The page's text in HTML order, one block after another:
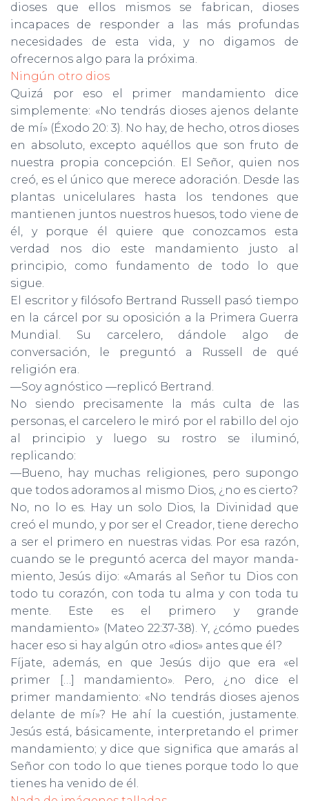
dioses que ellos mismos se fabrican, dioses
incapaces de responder a las más profundas
necesidades de esta vida, y no digamos de
ofrecernos algo para la próxima.
Ningún otro dios
Quizá por eso el primer mandamiento dice
simplemente: «No tendrás dioses ajenos delante
de mí» (Éxodo 20: 3). No hay, de hecho, otros dioses
en absoluto, excepto aquéllos que son fruto de
nuestra propia concepción. El Señor, quien nos
creó, es el único que merece adoración. Desde las
plantas unicelulares hasta los tendones que
mantienen juntos nuestros huesos, todo viene de
él, y porque él quiere que conozcamos esta
verdad nos dio este mandamiento justo al
principio, como fundamento de todo lo que
sigue.
El escritor y filósofo Bertrand Russell pasó tiempo
en la cárcel por su oposición a la Primera Guerra
Mundial. Su carcelero, dándole algo de
conversación, le preguntó a Russell de qué
religión era.
—Soy agnóstico —replicó Bertrand.
No siendo precisamente la más culta de las
personas, el carcelero le miró por el rabillo del ojo
al principio y luego su rostro se iluminó,
replicando:
—Bueno, hay muchas religiones, pero supongo
que todos adora­mos al mismo Dios, ¿no es cierto?
No, no lo es. Hay un solo Dios, la Divinidad que
creó el mundo, y por ser el Creador, tiene derecho
a ser el primero en nuestras vi­das. Por esa razón,
cuando se le preguntó acerca del mayor manda­
miento, Jesús dijo: «Amarás al Señor tu Dios con
todo tu corazón, con toda tu alma y con toda tu
mente. Este es el primero y grande
mandamiento» (Mateo 22:37-38). Y, ¿cómo puedes
hacer eso si hay algún otro «dios» antes que él?
Fíjate, además, en que Jesús dijo que era «el
primer […] man­damiento». Pero, ¿no dice el
primer mandamiento: «No tendrás dioses ajenos
delante de mí»? He ahí la cuestión, justamente.
Jesús está, básicamente, interpretando el primer
mandamiento; y dice que significa que amarás al
Señor con todo lo que tienes porque todo lo que
tienes ha venido de él.